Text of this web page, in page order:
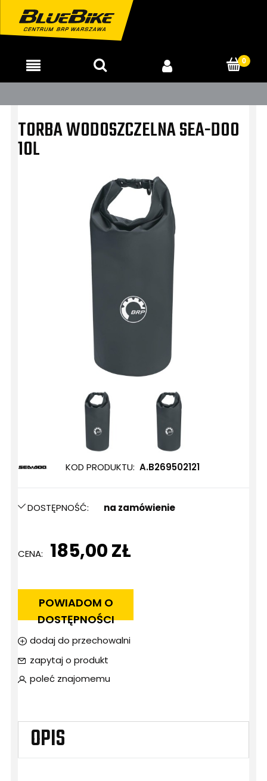
TORBA WODOSZCZELNA SEA-DOO
10L
KOD PRODUKTU: A.B269502121
DOSTĘPNOŚĆ: na zamówienie
CENA: 185,00 ZŁ
POWIADOM O
DOSTĘPNOŚCI
dodaj do przechowalni
zapytaj o produkt
poleć znajomemu
OPIS